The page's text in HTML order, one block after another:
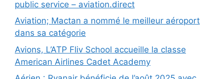
public service – aviation.direct
Aviation; Mactan a nommé le meilleur aéroport
dans sa catégorie
Avions, L’ATP Fliv School accueille la classe
American Airlines Cadet Academy